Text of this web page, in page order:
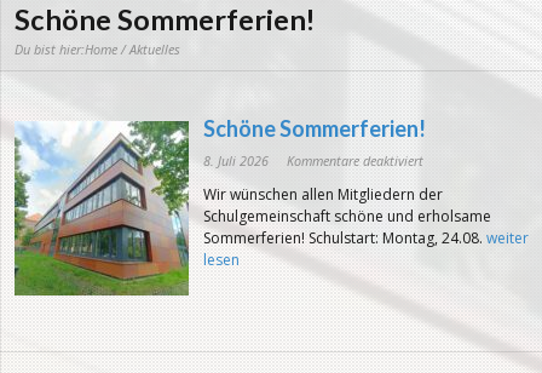
Schöne Sommerferien!
Du bist hier:Home/ Aktuelles
Schöne Sommerferien!
8. Juli 2026 Kommentare deaktiviertfür
Sommerferien!
Wir wünschen allen Mitgliedern der
Schulgemeinschaft schöne und erholsame
Sommerferien! Schulstart: Montag, 24.08. weiter
lesen